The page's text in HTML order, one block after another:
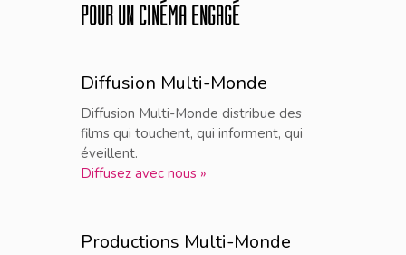
POUR UN CINÉMA ENGAGÉ
Diffusion Multi-Monde
Diffusion Multi-Monde distribue des
films qui touchent, qui informent, qui
éveillent.
Diffusez avec nous »
Productions Multi-Monde